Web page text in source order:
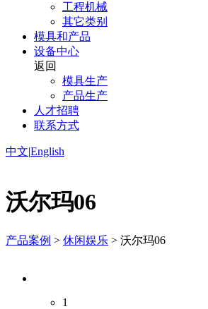
工程机械
其它类别
模具和产品
设备中心
返回
模具生产
产品生产
人才招聘
联系方式
中文|English
沃尔玛06
产品案例 > 休闲娱乐 > 沃尔玛06
1